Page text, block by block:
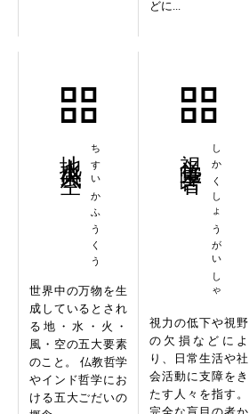
どに...
ちすいかふうくう
世界中の万物を生
成しているとされ
る地・水・火・
風・空の五大要素
のこと。 仏教哲学
やインド哲学にお
ける五大ごだいの
しかくしょうがいしゃ
視力の低下や視野
の欠損などによ
り、日常生活や社
会活動に支障をき
たす人々を指す。